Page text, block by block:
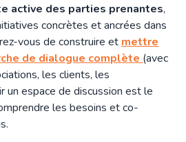
active des parties prenantes,
concrètes et ancrées dans
vous de construire et mettre
de dialogue complète (avec
les clients, les
un espace de discussion est le
les besoins et co-